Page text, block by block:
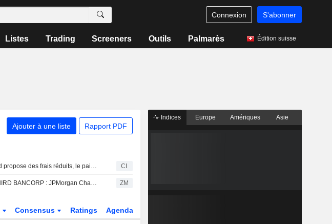
Connexion S'abonner
Listes Trading Screeners Outils Palmarès Édition suisse
Ajouter à une liste Rapport PDF
Fifth Third propose des frais réduits, le paiement anticipé et de nouveaux avantages bancaires aux clients de Comerica CI
FIFTH THIRD BANCORP : JPMorgan Chase toujours positif ZM
Consensus Ratings Agenda
Indices Europe Amériques Asie